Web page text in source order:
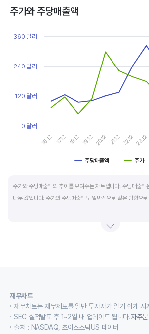
주가와 주당매출액
Chart
Line chart with 2 lines.
The chart has 1 X axis displaying
The chart has 2 Y axes displaying values,
주당매출액 주가
16.12 17.12 18.12 19.12 20.12 21.12 22.12 23.12
0 달러
120 달러
240 달러
360 달러
주가와 주당매출액의 추이를 보여주는 차트입니다. 주당매출액
나눈 값입니다. 주가와 주당매출액도 일반적으로 같은 방향으
재무차트
재무차트는 재무제표를 일반 투자자가 알기 쉽게 시
SEC 실적발표 후 1~2일 내 업데이트 됩니다.자주
출처 : NASDAQ, 초이스스탁US 데이터